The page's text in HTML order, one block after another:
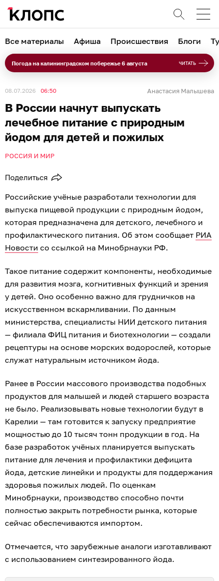
Все материалы Афиша Происшествия Блоги
Погода на калининградском побережье 6 августа ЧИТАТЬ
08.07.2026 06:50 Анастасия Малышева
В России начнут выпускать
лечебное питание с природным
йодом для детей и пожилых
РОССИЯ И МИР
Поделиться
Российские учёные разработали технологии для
выпуска пищевой продукции с природным йодом,
которая предназначена для детского, лечебного и
профилактического питания. Об этом сообщает РИА
Новости со ссылкой на Минобрнауки РФ.
Такое питание содержит компоненты, необходимые
для развития мозга, когнитивных функций и зрения
у детей. Оно особенно важно для грудничков на
искусственном вскармливании. По данным
министерства, специалисты НИИ детского питания
— филиала ФИЦ питания и биотехнологии — создали
рецептуры на основе морских водорослей, которые
служат натуральным источником йода.
Ранее в России массового производства подобных
продуктов для малышей и людей старшего возраста
не было. Реализовывать новые технологии будут в
Карелии — там готовится к запуску предприятие
мощностью до 10 тысяч тонн продукции в год. На
базе разработок учёных планируется выпускать
питание для лечения и профилактики дефицита
йода, детские линейки и продукты для поддержания
здоровья пожилых людей. По оценкам
Минобрнауки, производство способно почти
полностью закрыть потребности рынка, которые
сейчас обеспечиваются импортом.
Отмечается, что зарубежные аналоги изготавливают
с использованием синтезированного йода.